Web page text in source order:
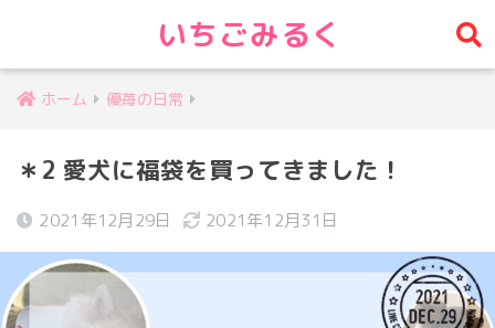
いちごみるく
ホーム 優苺の日常
＊2 愛犬に福袋を買ってきました！
2021年12月29日 2021年12月31日